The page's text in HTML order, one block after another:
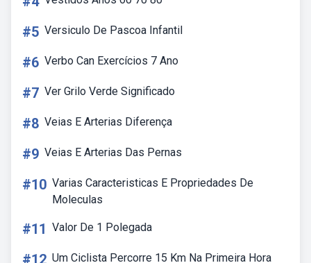
#5 Versiculo De Pascoa Infantil
#6 Verbo Can Exercícios 7 Ano
#7 Ver Grilo Verde Significado
#8 Veias E Arterias Diferença
#9 Veias E Arterias Das Pernas
#10 Varias Caracteristicas E Propriedades De
Moleculas
#11 Valor De 1 Polegada
#12 Um Ciclista Percorre 15 Km Na Primeira Hora